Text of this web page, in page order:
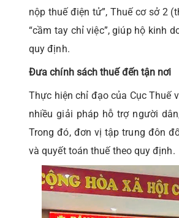
nộp thuế điện tử”, Thuế cơ sở 2
“cầm tay chỉ việc”, giúp hộ kinh
quy định.
Đưa chính sách thuế đến tận nơi
Thực hiện chỉ đạo của Cục Thuế
nhiều giải pháp hỗ trợ người
Trong đó, đơn vị tập trung đôn
và quyết toán thuế theo quy định.